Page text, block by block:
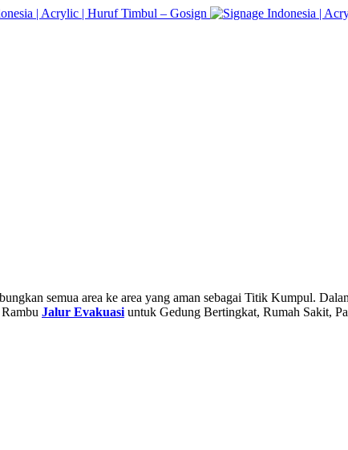
semua area ke area yang aman sebagai Titik Kumpul.
Jalur Evakuasi untuk Gedung Bertingkat, Rumah Sakit,